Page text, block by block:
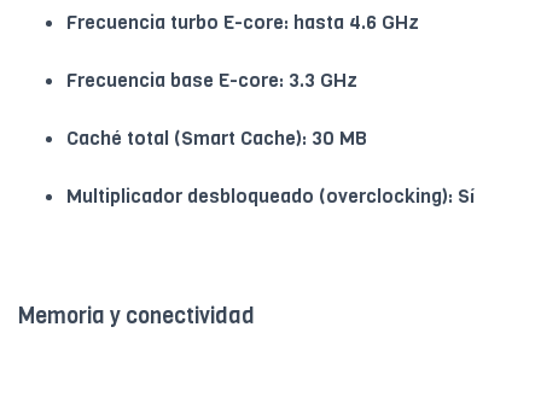
Frecuencia turbo E-core: hasta 4.6 GHz
Frecuencia base E-core: 3.3 GHz
Caché total (Smart Cache): 30 MB
Multiplicador desbloqueado (overclocking): Sí
Memoria y conectividad